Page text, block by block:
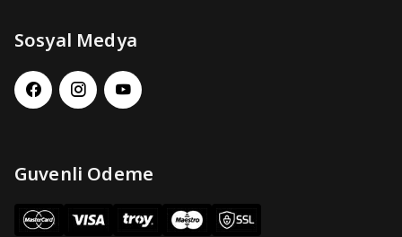
Sosyal Medya
Guvenli Odeme